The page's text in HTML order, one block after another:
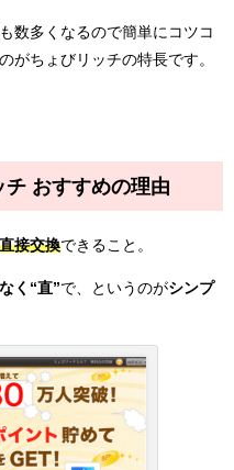
数多くなるので簡単にコツコ
がちょびリッチの特長です。
おすすめの理由
直接交換できること。
く“直”で、というのがシンプ